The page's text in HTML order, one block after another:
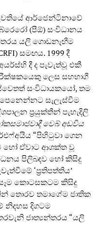
ආර්ජෙන්ටිනාවේ
(පීඕ) සංවිධානය
යලි ගොඩනැඟීම
සමඟය. 1999 දී
දී ද පැවැත්වූ එකී
ලෙස සහභාගී
සංවිධායකයෝ, තම
සැලැස්වීම
ප්‍රයුක්තීන් පැහැදිලි
කසමජවදීවබ්අඩවය
“පිහිටුවා ගෙන
හෝ ඒවාට ආශක්ත වූ
පිලිබඳව හෝ කිසිදු
‘ප්‍රතිපත්තිය’
කොටසකටම කිසිදු
තොරව තමාගේම ජාතික
නිදහස දිගටම
ජාත්‍යන්තරය “යලි